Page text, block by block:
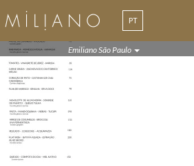
PT
EN
Emiliano São Paulo